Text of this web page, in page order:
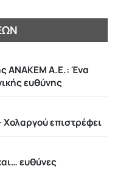
ΑΝΑΚΕΜ Α.Ε.: Ένα
ευθύνης
επιστρέφει
ευθύνες